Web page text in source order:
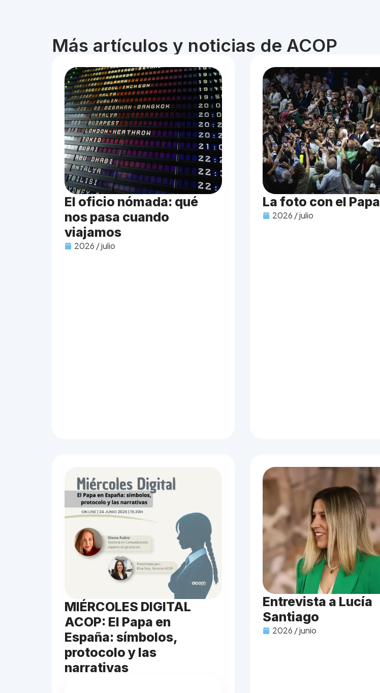
Más artículos y noticias de ACOP
El oficio nómada: qué
nos pasa cuando
viajamos
2026 / julio
La foto con el Papa
2026 / julio
MIÉRCOLES DIGITAL
ACOP: El Papa en
España: símbolos,
protocolo y las
narrativas
Entrevista a Lucía
Santiago
2026 / junio